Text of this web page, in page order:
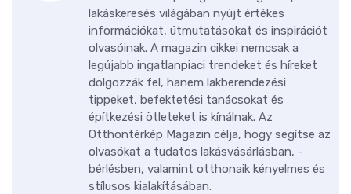
lakáskeresés világában nyújt értékes
információkat, útmutatásokat és inspirációt
olvasóinak. A magazin cikkei nemcsak a
legújabb ingatlanpiaci trendeket és híreket
dolgozzák fel, hanem lakberendezési
tippeket, befektetési tanácsokat és
építkezési ötleteket is kínálnak. Az
Otthontérkép Magazin célja, hogy segítse az
olvasókat a tudatos lakásvásárlásban, -
bérlésben, valamint otthonaik kényelmes és
stílusos kialakításában.